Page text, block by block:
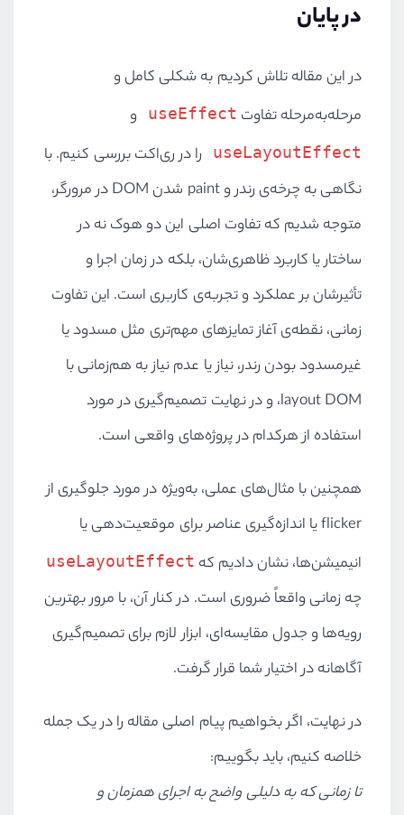
در پایان
در این مقاله تلاش کردیم به شکلی کامل و
مرحله‌به‌مرحله تفاوت useEffect و
useLayoutEffect
را در ری‌اکت بررسی کنیم. با
نگاهی به چرخه‌ی رندر و paint شدن DOM در مرورگر،
متوجه شدیم که تفاوت اصلی این دو هوک نه در
ساختار یا کاربرد ظاهری‌شان، بلکه در زمان اجرا و
تأثیرشان بر عملکرد و تجربه‌ی کاربری است. این تفاوت
زمانی، نقطه‌ی آغاز تمایزهای مهم‌تری مثل مسدود یا
غیرمسدود بودن رندر، نیاز یا عدم نیاز به هم‌زمانی با
layout DOM، و در نهایت تصمیم‌گیری در مورد
استفاده از هرکدام در پروژه‌های واقعی است.
همچنین با مثال‌های عملی، به‌ویژه در مورد جلوگیری از
flicker یا اندازه‌گیری عناصر برای موقعیت‌دهی یا
انیمیشن‌ها، نشان دادیم که useLayoutEffect
چه زمانی واقعاً ضروری است. در کنار آن، با مرور بهترین
رویه‌ها و جدول مقایسه‌ای، ابزار لازم برای تصمیم‌گیری
آگاهانه در اختیار شما قرار گرفت.
در نهایت، اگر بخواهیم پیام اصلی مقاله را در یک جمله
خلاصه کنیم، باید بگوییم:
تا زمانی که به دلیلی واضح به اجرای همزمان و